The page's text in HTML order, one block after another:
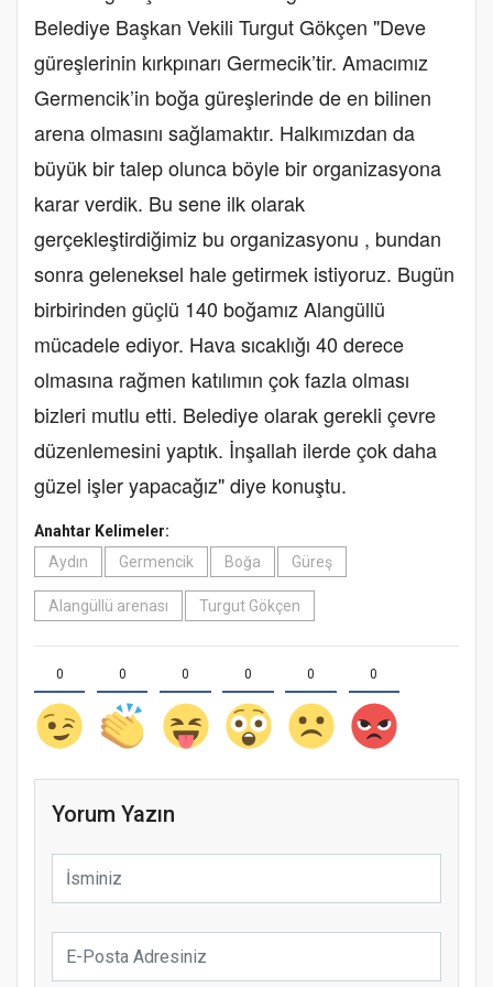
Belediye Başkan Vekili Turgut Gökçen "Deve
güreşlerinin kırkpınarı Germecik’tir. Amacımız
Germencik’in boğa güreşlerinde de en bilinen
arena olmasını sağlamaktır. Halkımızdan da
büyük bir talep olunca böyle bir organizasyona
karar verdik. Bu sene ilk olarak
gerçekleştirdiğimiz bu organizasyonu , bundan
sonra geleneksel hale getirmek istiyoruz. Bugün
birbirinden güçlü 140 boğamız Alangüllü
mücadele ediyor. Hava sıcaklığı 40 derece
olmasına rağmen katılımın çok fazla olması
bizleri mutlu etti. Belediye olarak gerekli çevre
düzenlemesini yaptık. İnşallah ilerde çok daha
güzel işler yapacağız" diye konuştu.
Anahtar Kelimeler:
Aydın
Germencik Boğa Güreş
Alangüllü arenası Turgut Gökçen
0 0 0 0 0 0
Yorum Yazın